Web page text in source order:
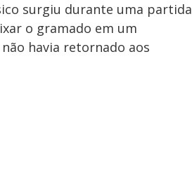
surgiu durante uma partida
o gramado em um
havia retornado aos